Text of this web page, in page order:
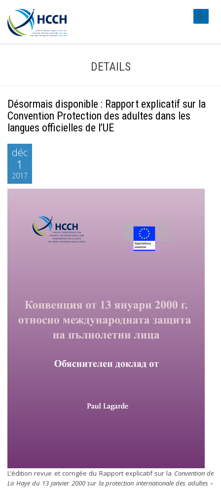
DETAILS
Désormais disponible : Rapport explicatif sur la
Convention Protection des adultes dans les
langues officielles de l’UE
déc
1
2017
L’édition revue et corrigée du Rapport explicatif sur la Convention de
La Haye du 13 janvier 2000 sur la protection internationale des adultes–